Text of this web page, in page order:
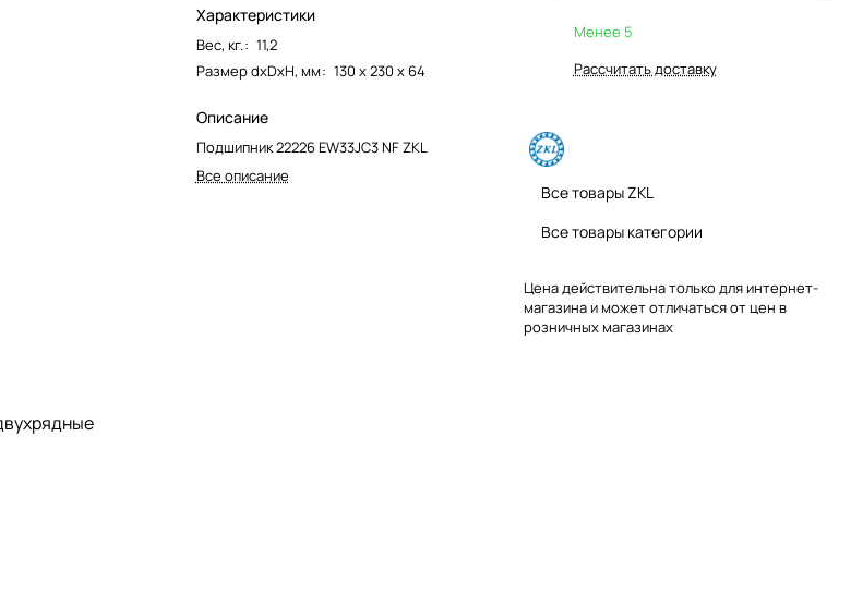
Характеристики
Вес, кг.: 11,2
Размер dxDxH, мм: 130 х 230 х 64
Описание
Подшипник 22226 EW33JC3 NF ZKL
Все описание
Менее 5
Рассчитать доставку
Все товары ZKL
Все товары категории
Цена действительна только для интернет-
магазина и может отличаться от цен в
розничных магазинах